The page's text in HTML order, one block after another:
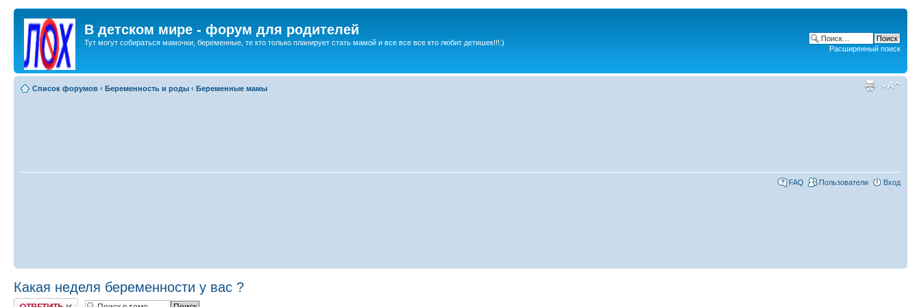
В детском мире - форум для родителей
Тут могут собираться мамочки, беременные, те кто только планирует стать мамой и все все все кто любит детишек!!!:)
Расширенный поиск
Список форумов ‹ Беременность и роды ‹ Беременные мамы
FAQ Пользователи Вход
Какая неделя беременности у вас ?
Ответить